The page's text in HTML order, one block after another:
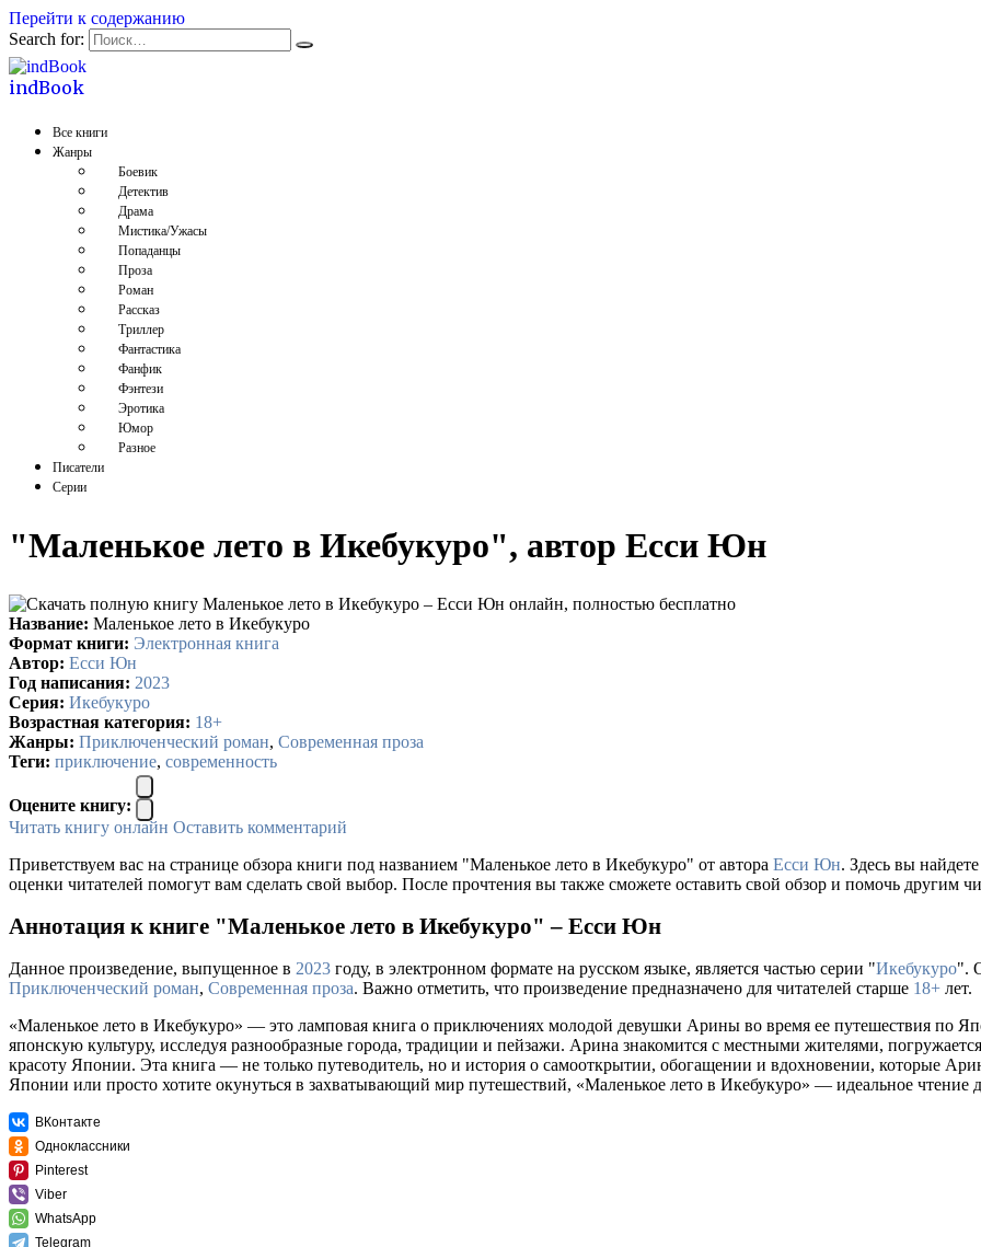
Перейти к содержанию
Search for:
indBook
Все книги
Жанры
Боевик
Детектив
Драма
Мистика/Ужасы
Попаданцы
Проза
Роман
Рассказ
Триллер
Фантастика
Фанфик
Фэнтези
Эротика
Юмор
Разное
Писатели
Серии
"Маленькое лето в Икебукуро", автор Есси Юн
Название: Маленькое лето в Икебукуро
Формат книги: Электронная книга
Автор: Есси Юн
Год написания: 2023
Серия: Икебукуро
Возрастная категория: 18+
Жанры: Приключенческий роман, Современная проза
Теги: приключение, современность
Оцените книгу:
Читать книгу онлайн Оставить комментарий
Приветствуем вас на странице обзора книги под названием "Маленькое лето в Икебукуро" от автора Есси Юн. Здесь вы
оценки читателей помогут вам сделать свой выбор. После прочтения вы также сможете оставить свой обзор и помочь другим
Аннотация к книге "Маленькое лето в Икебукуро" – Есси Юн
Данное произведение, выпущенное в 2023 году, в электронном формате на русском языке, является частью серии "Икебукуро".
Приключенческий роман, Современная проза. Важно отметить, что произведение предназначено для читателей старше 18+ лет.
«Маленькое лето в Икебукуро» — это ламповая книга о приключениях молодой девушки Арины во время ее путешествия по
японскую культуру, исследуя разнообразные города, традиции и пейзажи. Арина знакомится с местными жителями,
красоту Японии. Эта книга — не только путеводитель, но и история о самооткрытии, обогащении и вдохновении, которые
Японии или просто хотите окунуться в захватывающий мир путешествий, «Маленькое лето в Икебукуро» — идеальное чтение
ВКонтакте
Одноклассники
Pinterest
Viber
WhatsApp
Telegram